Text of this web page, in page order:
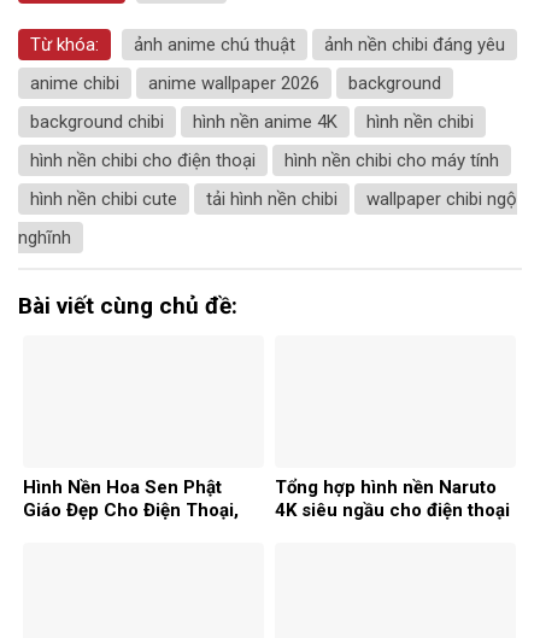
Từ khóa: ảnh anime chú thuật
ảnh nền chibi đáng yêu
anime chibi
anime wallpaper 2026
background
background chibi
hình nền anime 4K
hình nền chibi
hình nền chibi cho điện thoại
hình nền chibi cho máy tính
hình nền chibi cute
tải hình nền chibi
wallpaper chibi ngộ
nghĩnh
Bài viết cùng chủ đề:
Hình Nền Hoa Sen Phật
Giáo Đẹp Cho Điện Thoại,
Tổng hợp hình nền Naruto
4K siêu ngầu cho điện thoại